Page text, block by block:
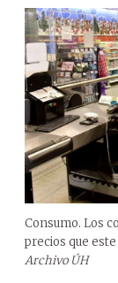
Consumo. Los
precios que
Archivo ÚH